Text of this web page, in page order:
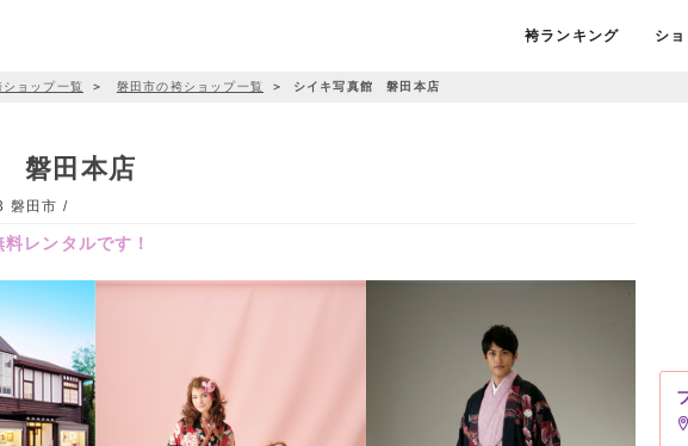
袴ランキング シ
ョップ一覧 ＞ 磐田市の袴ショップ一覧 ＞ シイキ写真館 磐田本店
磐田本店
磐田市 /
レンタルです！